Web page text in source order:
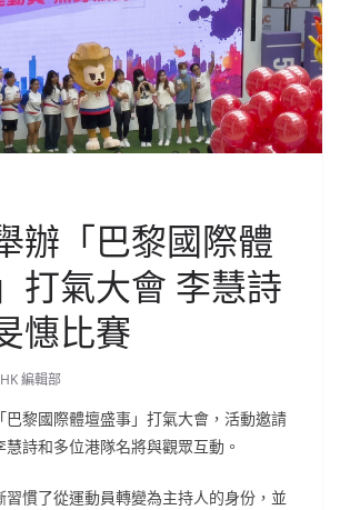
辦「巴黎國際體
打氣大會 李慧詩
憓比賽
編輯部
巴黎國際體壇盛事」打氣大會，活動邀請
詩和多位港隊名將與觀眾互動。
習慣了從運動員轉變為主持人的身份，並